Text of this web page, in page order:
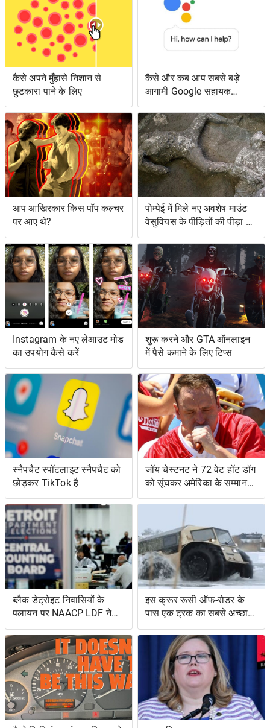
कैसे अपने मुँहासे निशान से
छुटकारा पाने के लिए
कैसे और कब आप सबसे बड़े
आगामी Google सहायक
सुविधाओं तक पहुँच सकते हैं
आप आखिरकार किस पॉप कल्चर
पर आए थे?
पोम्पेई में मिले नए अवशेष माउंट
वेसुवियस के पीड़ितों की पीड़ा को
दर्शाते हैं
Instagram के नए लेआउट मोड
का उपयोग कैसे करें
शुरू करने और GTA ऑनलाइन
में पैसे कमाने के लिए टिप्स
स्नैपचैट स्पॉटलाइट स्नैपचैट को
छोड़कर TikTok है
जॉय चेस्टनट ने 72 वेट हॉट डॉग
को सूंघकर अमेरिका के सम्मान
की रक्षा की
ब्लैक डेट्रोइट निवासियों के
पलायन पर NAACP LDF ने
मुकदमा किया, मिशिगन के वोट
सर्टिफिकेशन को रोकने के
प्रयासों के लिए वोटिंग अधिकार
अधिनियम का उल्लंघन
इस क्रूर रूसी ऑफ-रोडर के
पास एक ट्रक का सबसे अच्छा
और एक उभयचर टैंक का सबसे
अच्छा है